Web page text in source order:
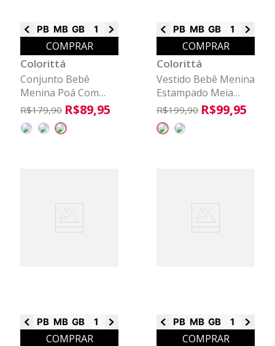
PB MB GB 1 2
COMPRAR
Colorittá
Conjunto Bebê
Menina Poá Com
Capuz Colorittá
Marrom
R$179,90 R$89,95
PB MB GB 1 2
COMPRAR
Colorittá
Vestido Bebê Menina
Estampado Meia
Calça Colorittá Preto
R$199,90 R$99,95
PB MB GB 1 2
COMPRAR
PB MB GB 1 2
COMPRAR